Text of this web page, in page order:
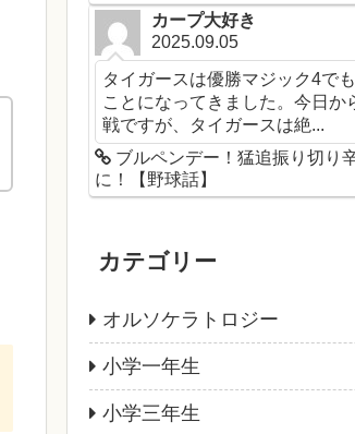
カープ大好き
2025.09.05
タイガースは優勝マジック4で
ことになってきました。今日か
戦ですが、タイガースは絶...
ブルペンデー！猛追振り切り
に！【野球話】
カテゴリー
オルソケラトロジー
小学一年生
小学三年生